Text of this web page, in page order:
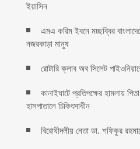
ইয়াসিন
এমএ করিম ইবনে মচ্ছব্বির
নজরকাড়া মানুষ ‎
রোটারি ক্লাব অব সিলেট
কানাইঘাটে প্রতিপক্ষের হামলায়
হাসপাতালে চিকিৎসাধীন
বিরোধীদলীয় নেতা ডা. শফিকুর